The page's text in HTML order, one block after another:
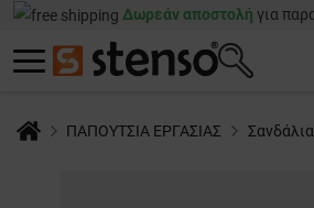
Δωρεάν αποστολή για
ΠΑΠΟΥΤΣΙΑ ΕΡΓΑΣΙΑΣ